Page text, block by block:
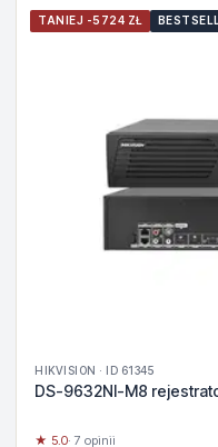
TANIEJ -5724 ZŁ
HIKVISION · ID 61345
DS-9632NI-M8
★ 5.0· 7 opinii